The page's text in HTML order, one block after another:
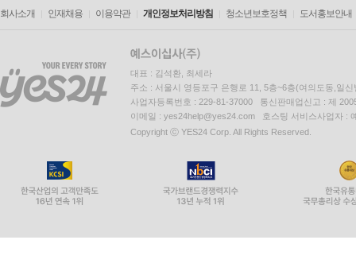
회사소개 인재채용 이용약관 개인정보처리방침 청소년보호정책 도서홍보안내
대표 : 김석환, 최세라
주소 : 서울시 영등포구 은행로 11, 5층~6층(여의도동,일신
사업자등록번호 : 229-81-37000 통신판매업신고 : 제
이메일 : yes24help@yes24.com 호스팅 서비스사업자 :
Copyright ⓒ YES24 Corp. All Rights Reserved.